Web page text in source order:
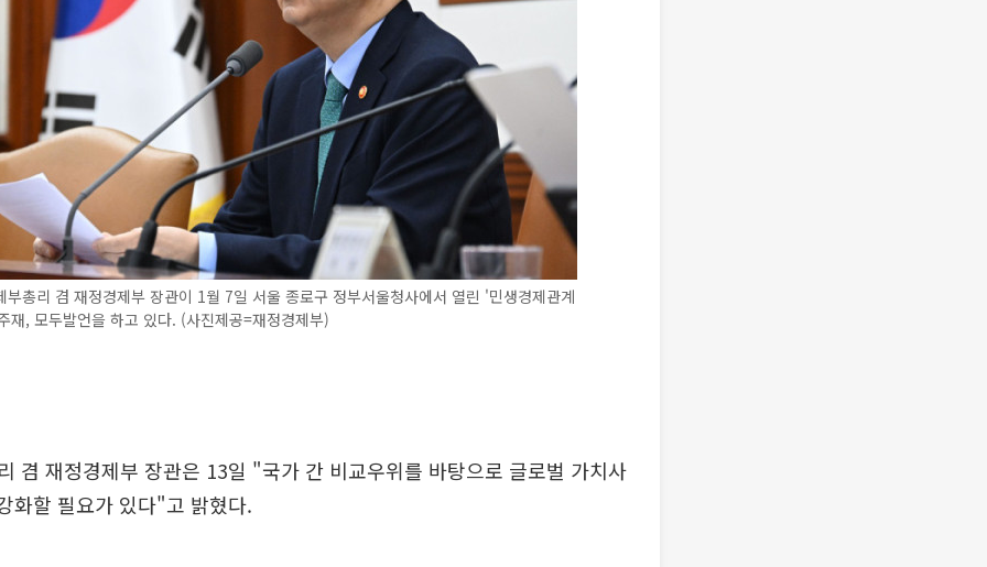
총리 겸 재정경제부 장관이 1월 7일 서울 종로구 정부서울청사에서 열린 '민생경제관계
재, 모두발언을 하고 있다. (사진제공=재정경제부)
겸 재정경제부 장관은 13일 "국가 간 비교우위를 바탕으로 글로벌 가치사
화할 필요가 있다"고 밝혔다.